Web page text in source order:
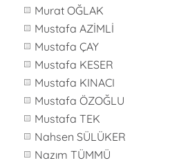
Murat OĞLAK
Mustafa AZİMLİ
Mustafa ÇAY
Mustafa KESER
Mustafa KINACI
Mustafa ÖZOĞLU
Mustafa TEK
Nahsen SÜLÜKER
Nazım TÜMMÜ